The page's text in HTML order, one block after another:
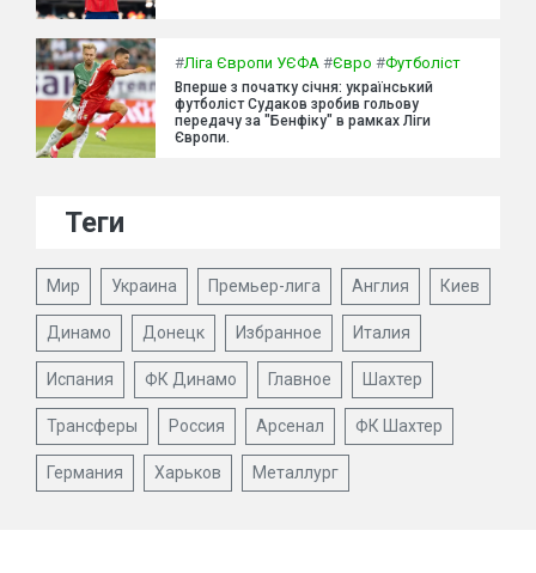
#Ліга Європи УЄФА #Євро #Футболіст
Вперше з початку січня: український
футболіст Судаков зробив гольову
передачу за "Бенфіку" в рамках Ліги
Європи.
Теги
Мир Украина Премьер-лига Англия Киев
Динамо Донецк Избранное Италия
Испания ФК Динамо Главное Шахтер
Трансферы Россия Арсенал ФК Шахтер
Германия Харьков Металлург